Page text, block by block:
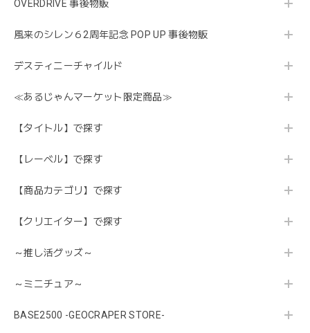
OVERDRIVE 事後物販
風来のシレン６2周年記念 POP UP 事後物販
デスティニーチャイルド
≪あるじゃんマーケット限定商品≫
【タイトル】で探す
【レーベル】で探す
【商品カテゴリ】で探す
【クリエイター】で探す
～推し活グッズ～
～ミニチュア～
BASE2500 -GEOCRAPER STORE-